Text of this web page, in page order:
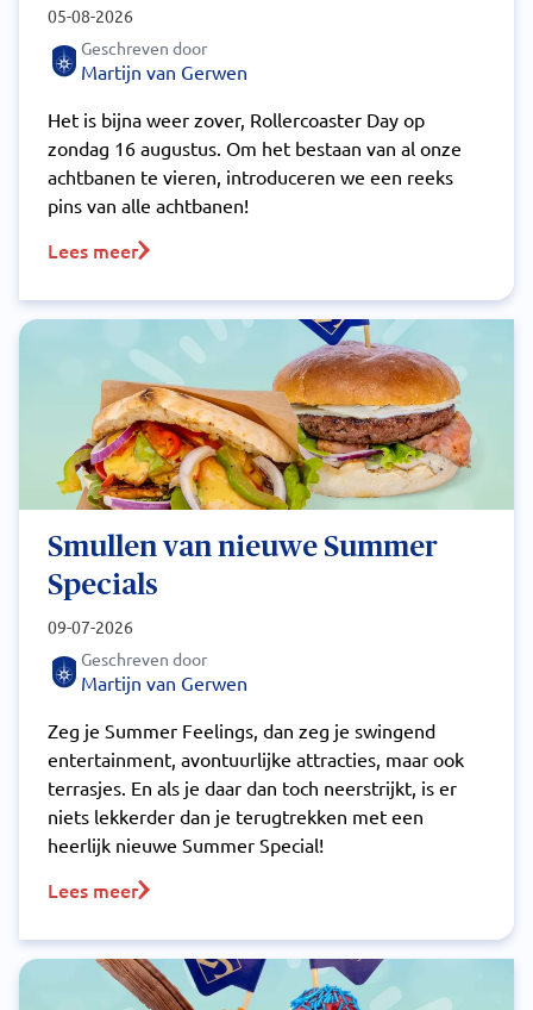
05-08-2026
Geschreven door
Martijn van Gerwen
Het is bijna weer zover, Rollercoaster Day op
zondag 16 augustus. Om het bestaan van al onze
achtbanen te vieren, introduceren we een reeks
pins van alle achtbanen!
Lees meer
Smullen van nieuwe Summer
Specials
09-07-2026
Geschreven door
Martijn van Gerwen
Zeg je Summer Feelings, dan zeg je swingend
entertainment, avontuurlijke attracties, maar ook
terrasjes. En als je daar dan toch neerstrijkt, is er
niets lekkerder dan je terugtrekken met een
heerlijk nieuwe Summer Special!
Lees meer